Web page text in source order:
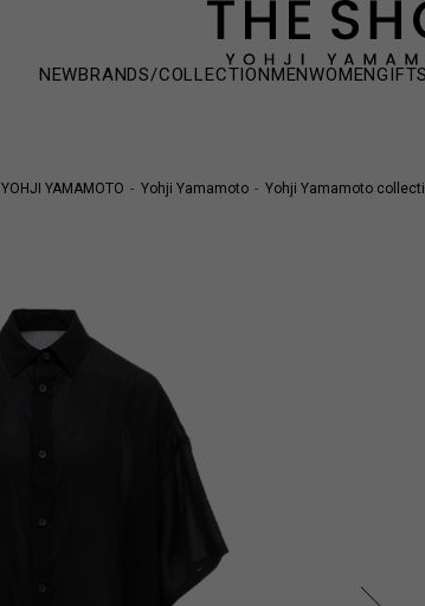
NEWBRANDS/COLLECTIONMENWOMEN
YOHJI YAMAMOTO Yohji Yamamoto Yohji Yamamoto